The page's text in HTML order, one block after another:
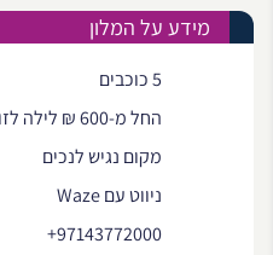
מידע על המלון
5 כוכבים
החל מ-600 ₪ לילה לזוג
מקום נגיש לנכים
ניווט עם Waze
+97143772000